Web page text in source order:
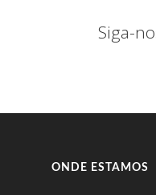
Siga-
ONDE ESTAMOS